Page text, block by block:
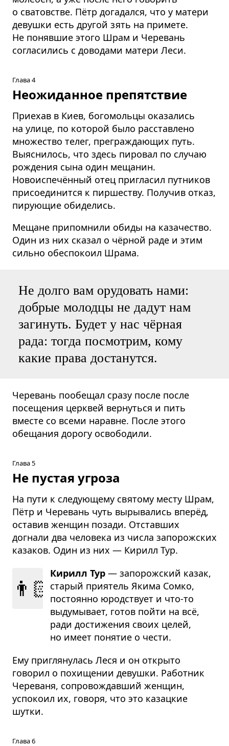
о сватовстве. Пётр догадался, что у матери
девушки есть другой зять на примете.
Не понявшие этого Шрам и Черевань
согласились с доводами матери Леси.
Глава 4
Неожиданное препятствие
Приехав в Киев, богомольцы оказались
на улице, по которой было расставлено
множество телег, преграждающих путь.
Выяснилось, что здесь пировал по случаю
рождения сына один мещанин.
Новоиспечённый отец пригласил путников
присоединится к пиршеству. Получив отказ,
пирующие обиделись.
Мещане припомнили обиды на казачество.
Один из них сказал о чёрной раде и этим
сильно обеспокоил Шрама.
Не долго вам орудовать нами:
добрые молодцы не дадут нам
загинуть. Будет у нас чёрная
рада: тогда посмотрим, кому
какие права достанутся.
Черевань пообещал сразу после после
посещения церквей вернуться и пить
вместе со всеми наравне. После этого
обещания дорогу освободили.
Глава 5
Не пустая угроза
На пути к следующему святому месту Шрам,
Пётр и Черевань чуть вырывались вперёд,
оставив женщин позади. Отставших
догнали два человека из числа запорожских
казаков. Один из них — Кирилл Тур.
👨🏻
Кирилл Тур — запо­рож­ский казак,
ста­рый при­я­тель Якима Сомко,
посто­янно юрод­ствует и что-то
выду­мы­вает, готов пойти на всё,
ради дости­же­ния своих целей,
но имеет поня­тие о чести.
Ему приглянулась Леся и он открыто
говорил о похищении девушки. Работник
Череваня, сопровождавший женщин,
успокоил их, говоря, что это казацкие
шутки.
Глава 6